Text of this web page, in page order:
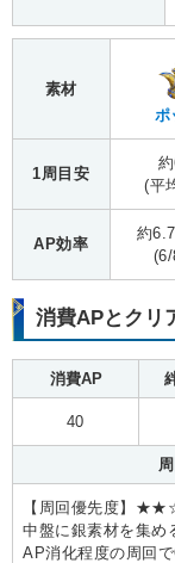
素材
ポ
1周目安
(平
AP効率
約
消費APとクリ
消費AP
40
【周回優先度】
中盤に銀素材を集め
AP消化程度の周回